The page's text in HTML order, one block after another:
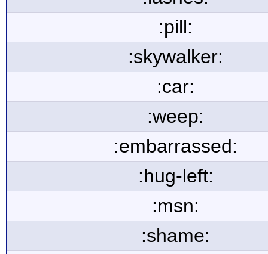
:pill:
:skywalker:
:car:
:weep:
:embarrassed:
:hug-left:
:msn:
:shame: